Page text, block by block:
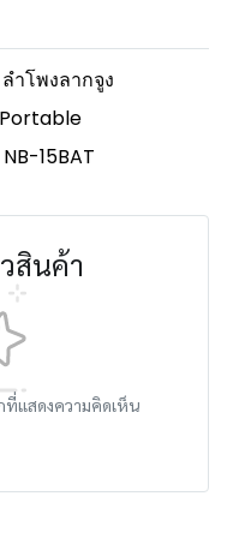
ลำโพงลากจูง
Portable
NB-15BAT
สินค้า
ที่แสดงความคิดเห็น